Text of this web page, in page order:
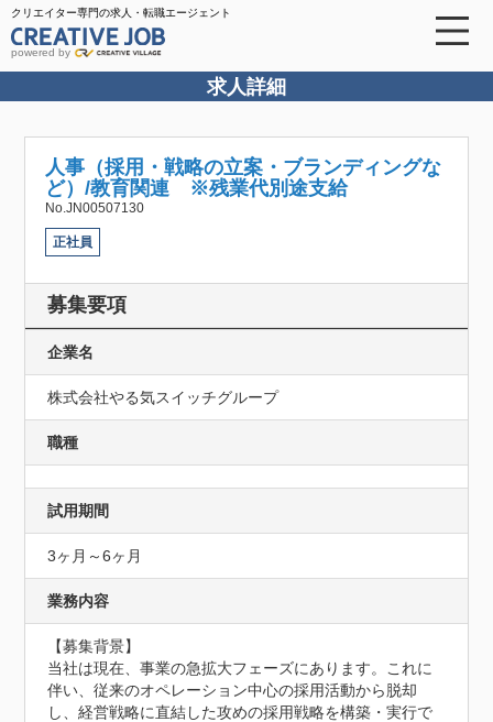
クリエイター専門の求人・転職エージェント
powered by
求人詳細
人事（採用・戦略の立案・ブランディングな
ど）/教育関連 ※残業代別途支給
No.JN00507130
正社員
募集要項
企業名
株式会社やる気スイッチグループ
職種
試用期間
3ヶ月～6ヶ月
業務内容
【募集背景】
当社は現在、事業の急拡大フェーズにあります。これに
伴い、従来のオペレーション中心の採用活動から脱却
し、経営戦略に直結した攻めの採用戦略を構築・実行で